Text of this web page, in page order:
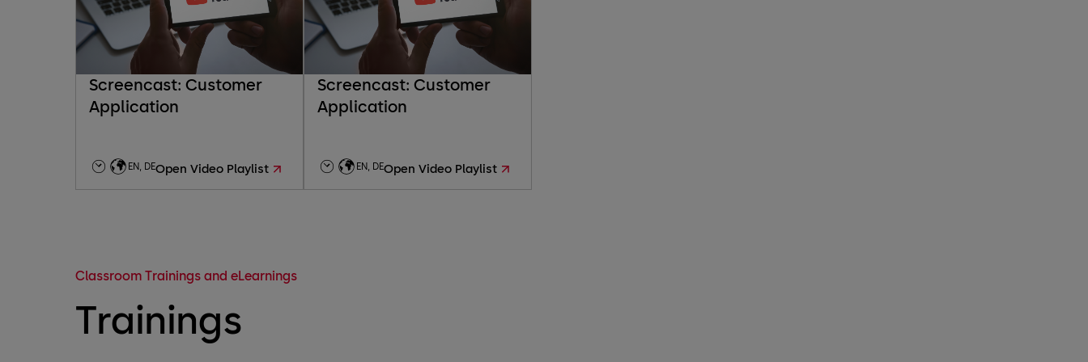
Screencast: Customer
Application
EN, DEOpen Video Playlist
Screencast: Customer
Application
EN, DEOpen Video Playlist
Classroom Trainings and eLearnings
Trainings